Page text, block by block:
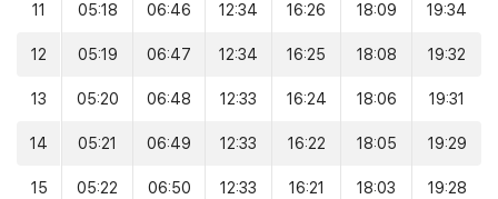
11 05:18 06:46 12:34 16:26 18:09 19:34
12 05:19 06:47 12:34 16:25 18:08 19:32
13 05:20 06:48 12:33 16:24 18:06 19:31
14 05:21 06:49 12:33 16:22 18:05 19:29
15 05:22 06:50 12:33 16:21 18:03 19:28